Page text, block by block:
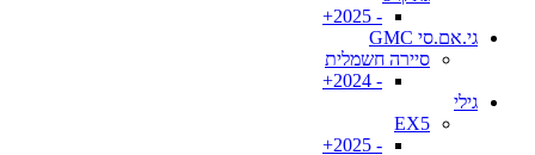
- 2025+
גי.אם.סי GMC
סיירה חשמלית
- 2024+
גילי
EX5
- 2025+